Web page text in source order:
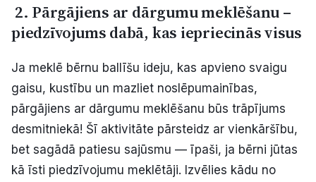
2. Pārgājiens ar dārgumu meklēšanu –
piedzīvojums dabā, kas iepriecinās visus
Ja meklē bērnu ballīšu ideju, kas apvieno svaigu
gaisu, kustību un mazliet noslēpumainības,
pārgājiens ar dārgumu meklēšanu būs trāpījums
desmitniekā! Šī aktivitāte pārsteidz ar vienkāršību,
bet sagādā patiesu sajūsmu — īpaši, ja bērni jūtas
kā īsti piedzīvojumu meklētāji. Izvēlies kādu no